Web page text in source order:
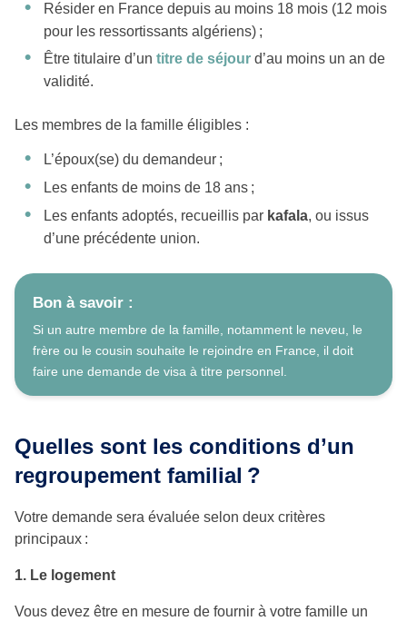
Résider en France depuis au moins 18 mois (12 mois
pour les ressortissants algériens) ;
Être titulaire d’un titre de séjour d’au moins un an de
validité.
Les membres de la famille éligibles :
L’époux(se) du demandeur ;
Les enfants de moins de 18 ans ;
Les enfants adoptés, recueillis par kafala, ou issus
d’une précédente union.
Bon à savoir :
Si un autre membre de la famille, notamment le neveu, le
frère ou le cousin souhaite le rejoindre en France, il doit
faire une demande de visa à titre personnel.
Quelles sont les conditions d’un
regroupement familial ?
Votre demande sera évaluée selon deux critères
principaux :
1. Le logement
Vous devez être en mesure de fournir à votre famille un